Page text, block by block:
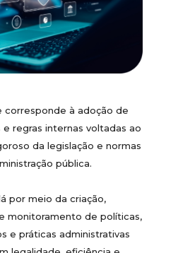
corresponde à adoção de
e regras internas voltadas ao
da legislação e normas
pública.
por meio da criação,
monitoramento de políticas,
e práticas administrativas